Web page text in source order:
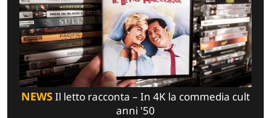
NEWSIl letto racconta – In 4K la commedia cult
anni '50